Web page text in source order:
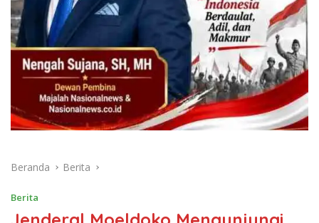
Beranda Berita
Berita